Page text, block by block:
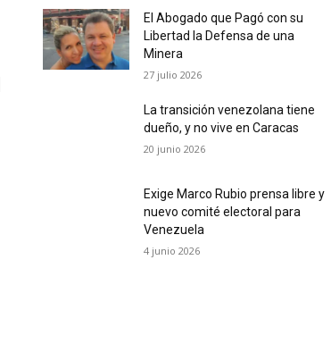
El Abogado que Pagó con su
Libertad la Defensa de una
Minera
27 julio 2026
La transición venezolana tiene
dueño, y no vive en Caracas
20 junio 2026
Exige Marco Rubio prensa libre y
nuevo comité electoral para
Venezuela
4 junio 2026